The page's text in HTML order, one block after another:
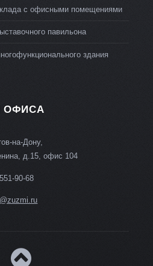
с офисными помещениями
павильона
здания
ОФИСА
на-Дону,
д.15, офис 104
90-68